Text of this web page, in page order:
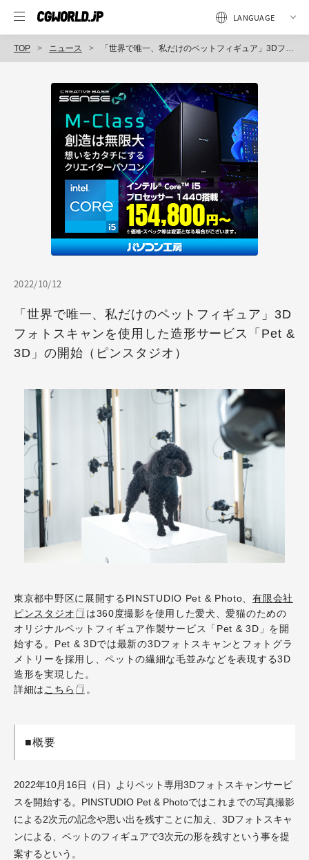
TOP ニュース 「世界で唯一、私だけのペットフィギュア」3Dフォトスキャンを使用した造形サービス「Pet & 3D」の開始（ピンスタジオ）
2022/10/12
「世界で唯一、私だけのペットフィギュア」3D
フォトスキャンを使用した造形サービス「Pet &
3D」の開始（ピンスタジオ）
東京都中野区に展開するPINSTUDIO Pet & Photo、有限会社
ピンスタジオ
は360度撮影を使用した愛犬、愛猫のための
オリジナルペットフィギュア作製サービス「Pet & 3D」を開
始する。Pet & 3Dでは最新の3Dフォトスキャンとフォトグラ
メトリーを採用し、ペットの繊細な毛並みなどを表現する3D
造形を実現した。
詳細は こちら 。
■概要
2022年10月16日（日）よりペット専用3Dフォトスキャンサービ
スを開始する。PINSTUDIO Pet & Photoではこれまでの写真撮影
による2次元の記念や思い出を残すことに加え、3Dフォトスキャ
ンによる、ペットのフィギュアで3次元の形を残すという事を提
案するという。